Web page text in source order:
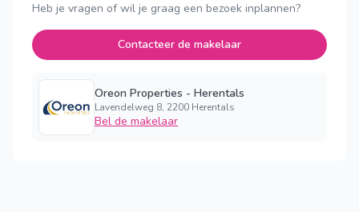
Heb je vragen of wil je graag een bezoek inplannen?
Contacteer de makelaar
Oreon Properties - Herentals
Lavendelweg 8, 2200 Herentals
Bel de makelaar